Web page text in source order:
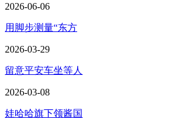
2026-06-06
用脚步测量“东方
2026-03-29
留意平安车坐等人
2026-03-08
娃哈哈旗下领酱国